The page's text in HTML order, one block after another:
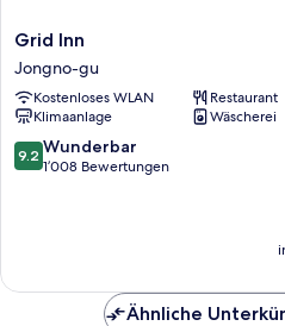
Grid
Inn
Jongno-
gu
Grid Inn
Jongno-gu
Kostenloses WLAN
Restaurant
Klimaanlage
Wäscherei
9.2
von
9.2 Wunderbar
1’008 Bewertungen
Ähnliche